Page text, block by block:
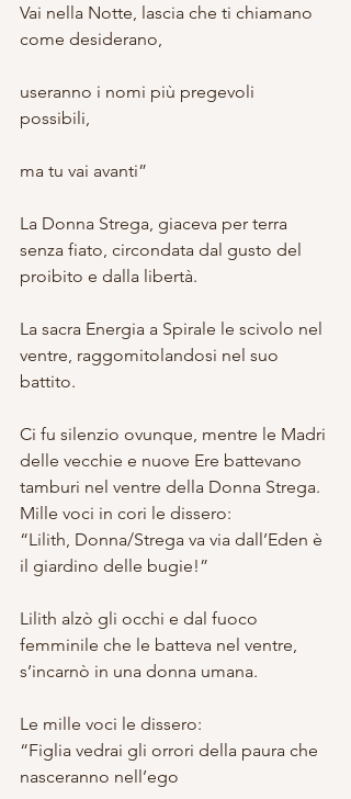
Vai nella Notte, lascia che ti chiamano
come desiderano,
useranno i nomi più pregevoli
possibili,
ma tu vai avanti”
La Donna Strega, giaceva per terra
senza fiato, circondata dal gusto del
proibito e dalla libertà.
La sacra Energia a Spirale le scivolo nel
ventre, raggomitolandosi nel suo
battito.
Ci fu silenzio ovunque, mentre le Madri
delle vecchie e nuove Ere battevano
tamburi nel ventre della Donna Strega.
Mille voci in cori le dissero:
“Lilith, Donna/Strega va via dall’Eden è
il giardino delle bugie!”
Lilith alzò gli occhi e dal fuoco
femminile che le batteva nel ventre,
s’incarnò in una donna umana.
Le mille voci le dissero:
“Figlia vedrai gli orrori della paura che
nasceranno nell’ego